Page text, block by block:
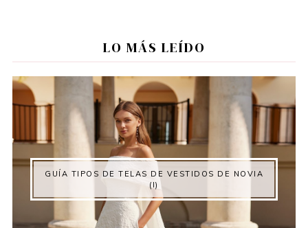
LO MÁS LEÍDO
GUÍA TIPOS DE TELAS DE VESTIDOS DE NOVIA
(I)